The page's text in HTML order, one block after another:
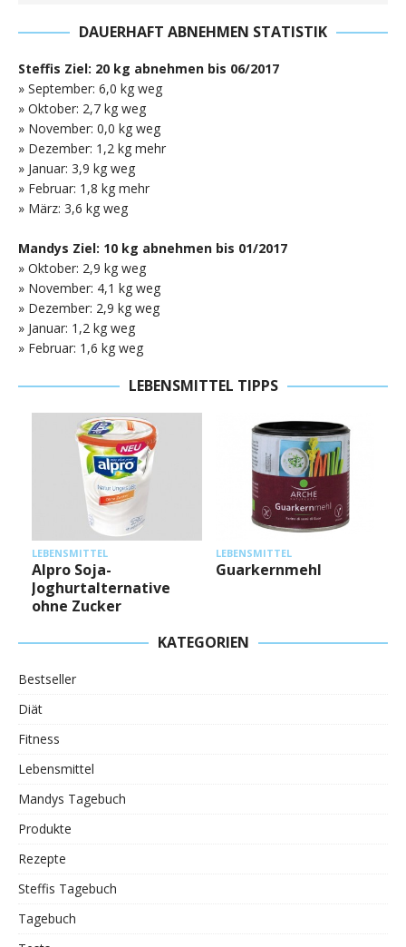
DAUERHAFT ABNEHMEN STATISTIK
Steffis Ziel: 20 kg abnehmen bis 06/2017
» September: 6,0 kg weg
» Oktober: 2,7 kg weg
» November: 0,0 kg weg
» Dezember: 1,2 kg mehr
» Januar: 3,9 kg weg
» Februar: 1,8 kg mehr
» März: 3,6 kg weg
Mandys Ziel: 10 kg abnehmen bis 01/2017
» Oktober: 2,9 kg weg
» November: 4,1 kg weg
» Dezember: 2,9 kg weg
» Januar: 1,2 kg weg
» Februar: 1,6 kg weg
LEBENSMITTEL TIPPS
LEBENSMITTEL
Alpro Soja-
Joghurtalternative
ohne Zucker
LEBENSMITTEL
Guarkernmehl
KATEGORIEN
Bestseller
Diät
Fitness
Lebensmittel
Mandys Tagebuch
Produkte
Rezepte
Steffis Tagebuch
Tagebuch